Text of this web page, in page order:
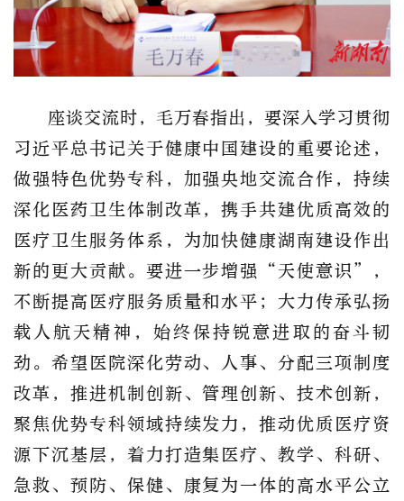
座谈交流时，毛万春指出， 要深入学习贯彻
习近平总书记关于健康中国建设的重要论述，
做强特色优势专科，加强央地交流合作，持续
深化医药卫生体制改革，携手共建优质高效的
医疗卫生服务体系 ，为加快健康湖南建设作出
新的更大贡献。 要进一步增强
“天使意识”，
不断提高医疗服务质量和水平；大力传承弘扬
载人航天精神， 始终保持锐意进取的奋斗韧
劲。 希望医院深化劳动、人事、分配三项制度
改革，推进机制创新、管理创新、技术创新，
聚焦优势专科领域持续发力，推动优质医疗资
源下沉基层， 着力打造集医疗、教学、科研、
急救、预防、保健、康复为一体的高水平公立